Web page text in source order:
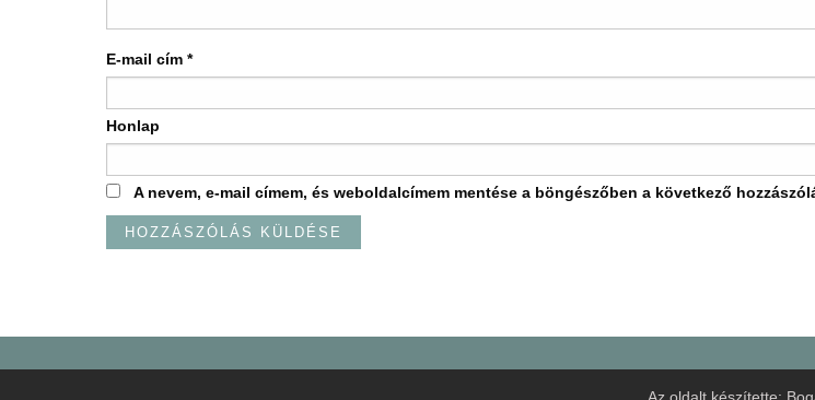
E-mail cím *
Honlap
A nevem, e-mail címem, és weboldalcímem mentése a böngészőben a következő